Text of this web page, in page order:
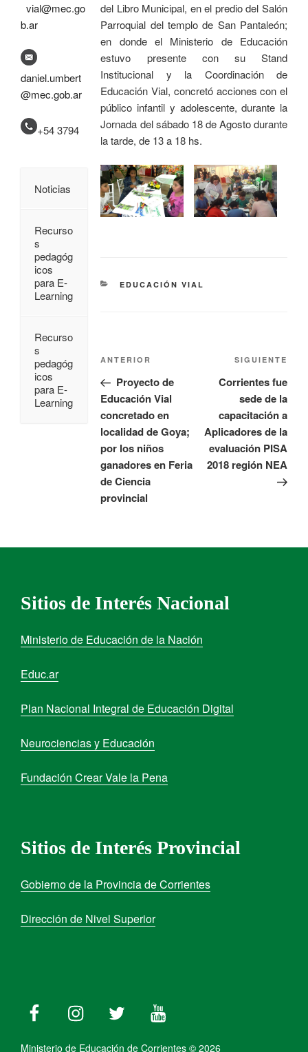
del Libro Municipal, en el predio del Salón
Parroquial del templo de San Pantaleón;
en donde el Ministerio de Educación
estuvo presente con su Stand
Institucional y la Coordinación de
Educación Vial, concretó acciones con el
público infantil y adolescente, durante la
Jornada del sábado 18 de Agosto durante
la tarde, de 13 a 18 hs.
EDUCACIÓN VIAL
ANTERIOR
Proyecto de
Educación Vial
concretado en
localidad de Goya;
por los niños
ganadores en Feria
de Ciencia
provincial
SIGUIENTE
Corrientes fue
sede de la
capacitación a
Aplicadores de la
evaluación PISA
2018 región NEA
vial@mec.go
b.ar
daniel.umbert
@mec.gob.ar
+54 3794
Noticias
Recurso
s
pedagóg
icos
para E-
Learning
Recurso
s
pedagóg
icos
para E-
Learning
Sitios de Interés Nacional
Ministerio de Educación de la Nación
Educ.ar
Plan Nacional Integral de Educación Digital
Neurociencias y Educación
Fundación Crear Vale la Pena
Sitios de Interés Provincial
Gobierno de la Provincia de Corrientes
Dirección de Nivel Superior
Ministerio de Educación de Corrientes © 2026